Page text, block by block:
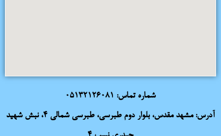
شماره تماس: 05132126081
آدرس: مشهد مقدس، بلوار دوم طبرسی، طبرسی شمالی 4، نبش شهید